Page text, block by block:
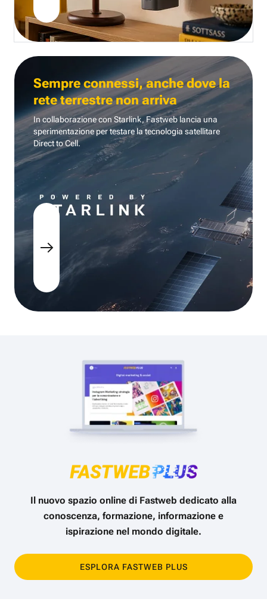
Sempre connessi, anche dove la
rete terrestre non arriva
In collaborazione con Starlink, Fastweb lancia una
sperimentazione per testare la tecnologia satellitare
Direct to Cell.
Il nuovo spazio online di Fastweb dedicato alla
conoscenza, formazione, informazione e
ispirazione nel mondo digitale.
ESPLORA FASTWEB PLUS